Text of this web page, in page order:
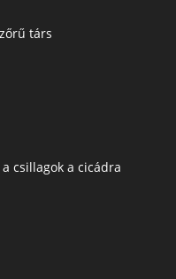
társ
csillagok a cicádra